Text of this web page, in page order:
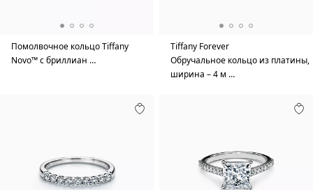
Помолвочное кольцо Tiffany
Novo™ с бриллиан …
Tiffany Forever
Обручальное кольцо из платины,
ширина – 4 м …